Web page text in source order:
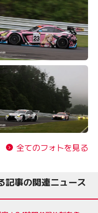
全てのフォトを見る
記事の関連ニュース